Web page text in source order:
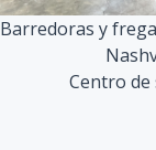
Barredoras y
Centro de